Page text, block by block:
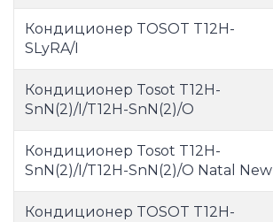
Кондиционер TOSOT T12H-
SLyRA/I
Кондиционер Tosot T12H-
SnN(2)/I/T12H-SnN(2)/O
Кондиционер Tosot T12H-
SnN(2)/I/T12H-SnN(2)/O Natal New
Кондиционер TOSOT T12H-